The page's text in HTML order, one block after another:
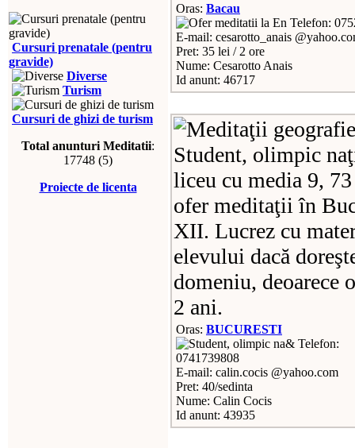
Cursuri prenatale (pentru
gravide)
Diverse
Turism
Cursuri de ghizi de turism
Total anunturi Meditatii:
17748 (5)
Proiecte de licenta
Oras: Bacau
Telefon:
E-mail: cesarotto_anais
Pret: 35 lei / 2 ore
Nume: Cesarotto Anais
Id anunt: 46717
Student, olimpic
liceu cu media 9,
ofer meditaţii în
XII. Lucrez cu
elevului dacă
domeniu, deoarece
2 ani.
Oras: BUCURESTI
Telefon:
0741739808
E-mail: calin.cocis @yahoo.com
Pret: 40/sedinta
Nume: Calin Cocis
Id anunt: 43935